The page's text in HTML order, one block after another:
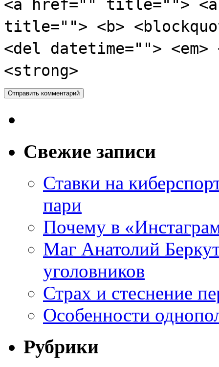
<a href="" title="">
title=""> <b>
<del datetime="">
<strong>
Свежие записи
Ставки на
пари
Почему в
Маг Анатолий
уголовников
Страх и стеснение
Особенности
Рубрики